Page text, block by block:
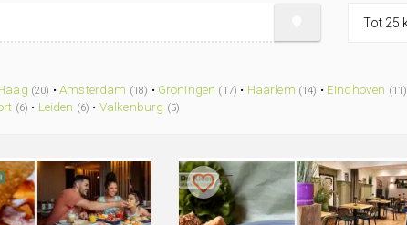
(20) •Amsterdam (18) • Groningen (17) • Haarlem (14) • Eindhoven (11)
(6) • Leiden (6) • Valkenburg (5)